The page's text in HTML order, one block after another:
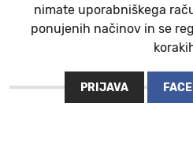
nimate uporabniškega
ponujenih načinov in se
PRIJAVA